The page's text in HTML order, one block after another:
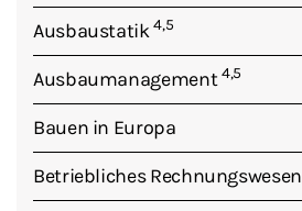
Ausbaustatik4,5
Ausbaumanagement 4,5
Bauen in Europa
Betriebliches Rechnungswesen